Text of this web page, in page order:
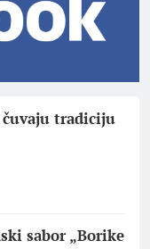
tradiciju
sabor „Borike